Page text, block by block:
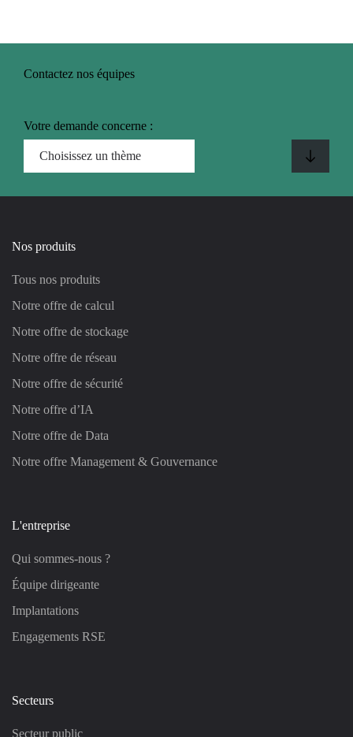
Contactez nos équipes
Votre demande concerne :
Nos produits
Tous nos produits
Notre offre de calcul
Notre offre de stockage
Notre offre de réseau
Notre offre de sécurité
Notre offre d’IA
Notre offre de Data
Notre offre Management & Gouvernance
L'entreprise
Qui sommes-nous ?
Équipe dirigeante
Implantations
Engagements RSE
Secteurs
Secteur public